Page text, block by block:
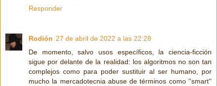
Responder
Rodión 27 de abril de 2022 a las 22:28
De momento, salvo usos específicos, la ciencia-ficción
sigue por delante de la realidad: los algoritmos no son tan
complejos como para poder sustituir al ser humano, por
mucho la mercadotecnia abuse de términos como ''smart''